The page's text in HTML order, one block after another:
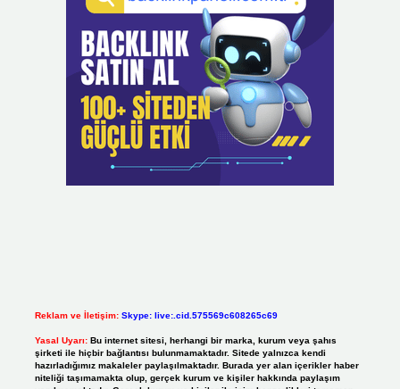
Reklam ve İletişim: Skype: live:.cid.575569c608265c69
Yasal Uyarı: Bu internet sitesi, herhangi bir marka, kurum veya şahıs
şirketi ile hiçbir bağlantısı bulunmamaktadır. Sitede yalnızca kendi
hazırladığımız makaleler paylaşılmaktadır. Burada yer alan içerikler haber
niteliği taşımamakta olup, gerçek kurum ve kişiler hakkında paylaşım